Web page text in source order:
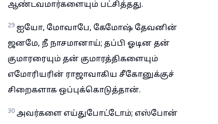
ஆண்டவமார்களையும் பட்சித்தது.
29 ஐயோ, மோவாபே, கேமோஷ் தேவனின்
ஜனமே, நீ நாசமானாய்; தப்பி ஓடின தன்
குமாரரையும் தன் குமாரத்திகளையும்
எமோரியரின் ராஜாவாகிய சீகோனுக்குச்
சிறைகளாக ஒப்புக்கொடுத்தான்.
30 அவர்களை எய்துபோட்டோம்; எஸ்போன்